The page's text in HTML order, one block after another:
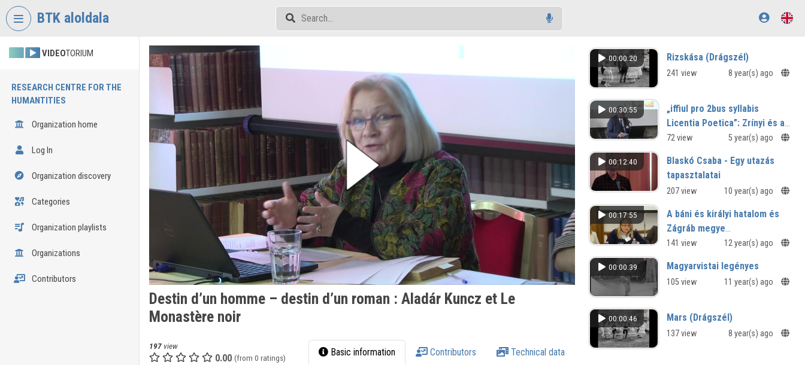
Skip header
BTK aloldala
VIDEOTORIUM
RESEARCH CENTRE FOR THE
HUMANTITIES
Organization home
Log In
Organization discovery
Categories
Organization playlists
Organizations
Contributors
Destin d’un homme – destin d’un roman : Aladár Kuncz et Le
Monastère noir
197view
0.00 (from 0 ratings) Basic information Contributors Technical data
00:00:20 Rizskása (Drágszél)
241 view 8 year(s) ago
00:30:55
„iffiul pro 2bus syllabis
Licentia Poetica”: Zrínyi és a
magyar nemzeti vers-idom
72 view 5 year(s) ago
00:12:40
Blaskó Csaba - Egy utazás
tapasztalatai
207 view 10 year(s) ago
00:17:55
A báni és királyi hatalom és
Zágráb megye
nemességének viszonya
141 view 12 year(s) ago
00:00:39 Magyarvistai legényes
105 view 11 year(s) ago
00:00:46 Mars (Drágszél)
137 view 8 year(s) ago